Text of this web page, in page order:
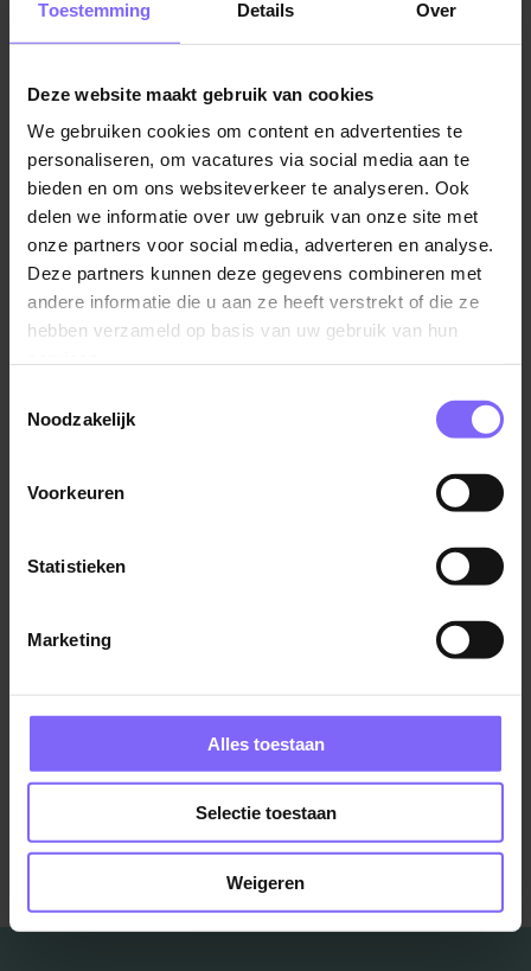
Toestemming Details Over
Deze website maakt gebruik van cookies
We gebruiken cookies om content en advertenties te
personaliseren, om vacatures via social media aan te
bieden en om ons websiteverkeer te analyseren. Ook
delen we informatie over uw gebruik van onze site met
onze partners voor social media, adverteren en analyse.
Deze partners kunnen deze gegevens combineren met
andere informatie die u aan ze heeft verstrekt of die ze
hebben verzameld op basis van uw gebruik van hun
Noodzakelijk
Voorkeuren
Statistieken
Marketing
Alles toestaan
Selectie toestaan
Weigeren
pré. Daarnaast kun je zelfstandig naar het park
Hulpkracht
bijSTOX
Maasbracht
bijSTOX
Boels Rental
Bekijk meer vacatures